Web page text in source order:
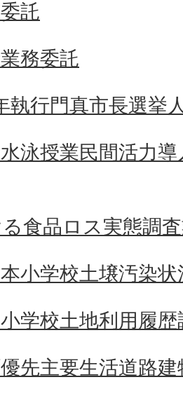
託
務委託
執行門真市長選挙
泳授業民間活力
食品ロス実態調
小学校土壌汚染
学校土地利用履
先主要生活道路